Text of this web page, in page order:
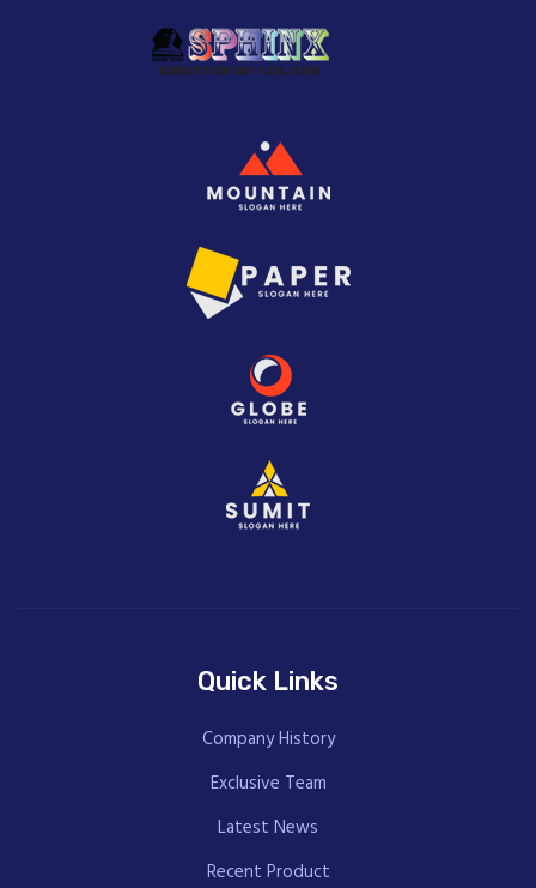
Quick Links
Company History
Exclusive Team
Latest News
Recent Product